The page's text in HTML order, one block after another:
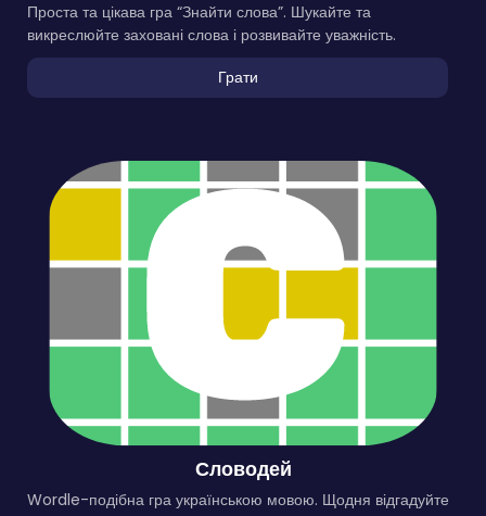
Проста та цікава гра “Знайти слова”. Шукайте та
викреслюйте заховані слова і розвивайте уважність.
Грати
Словодей
Wordle-подібна гра українською мовою. Щодня відгадуйте